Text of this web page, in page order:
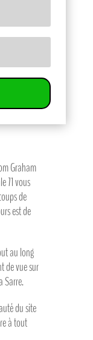
Graham
71 vous
de
est de
au long
de vue sur
Sarre.
du site
à tout